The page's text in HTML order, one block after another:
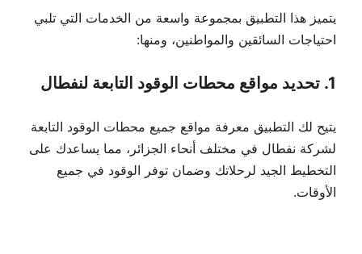
يتميز هذا التطبيق بمجموعة واسعة من الخدمات التي تلبي
احتياجات السائقين والمواطنين، ومنها:
1. تحديد مواقع محطات الوقود التابعة لنفطال
يتيح لك التطبيق معرفة مواقع جميع محطات الوقود التابعة
لشركة نفطال في مختلف أنحاء الجزائر، مما يساعدك على
التخطيط الجيد لرحلاتك وضمان توفر الوقود في جميع
الأوقات.